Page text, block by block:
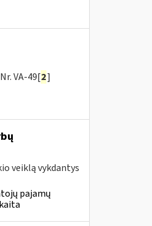
VA-49[2]
veiklą vykdantys
pajamų